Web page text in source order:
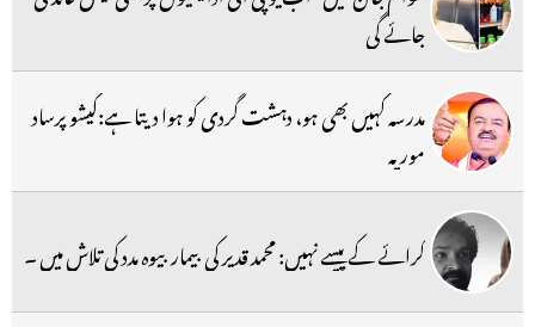
جائے گی
مدرسہ کہیں بھی ہو، دہشت گردی کو ہوا دیتا ہے:کیشو پرساد
موریہ
کرائے کے پیسے نہیں: محمد قدیر کی بیمار بیوہ مدد کی تلاش میں ۔